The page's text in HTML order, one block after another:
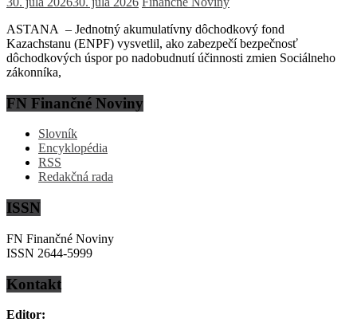
ASTANA – Jednotný akumulatívny dôchodkový fond
Kazachstanu (ENPF) vysvetlil, ako zabezpečí bezpečnosť
dôchodkových úspor po nadobudnutí účinnosti zmien Sociálneho
zákonníka,
FN Finančné Noviny
Slovník
Encyklopédia
RSS
Redakčná rada
ISSN
FN Finančné Noviny
ISSN 2644-5999
Kontakt
Editor: